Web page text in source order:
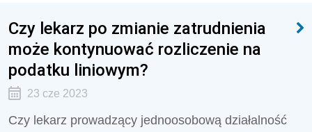
Czy lekarz po zmianie zatrudnienia
może kontynuować rozliczenie na
podatku liniowym?
23 cze 2023
Czy lekarz prowadzący jednoosobową działalność